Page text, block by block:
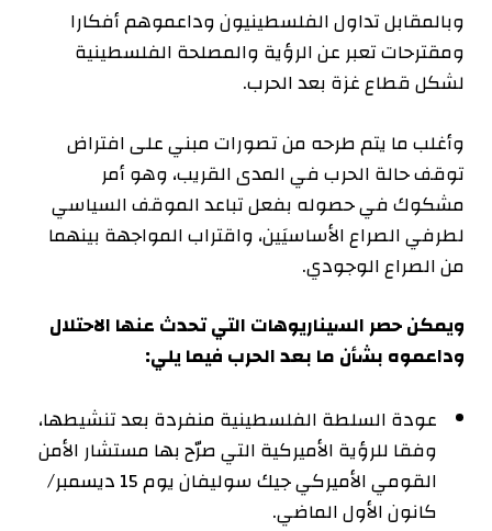
وبالمقابل تداول الفلسطينيون وداعموهم أفكارا
ومقترحات تعبر عن الرؤية والمصلحة الفلسطينية
لشكل قطاع غزة بعد الحرب.
وأغلب ما يتم طرحه من تصورات مبني على افتراض
توقف حالة الحرب في المدى القريب، وهو أمر
مشكوك في حصوله بفعل تباعد الموقف السياسي
لطرفي الصراع الأساسيَين، واقتراب المواجهة بينهما
من الصراع الوجودي.
ويمكن حصر السيناريوهات التي تحدث عنها الاحتلال
وداعموه بشأن ما بعد الحرب فيما يلي:
عودة السلطة الفلسطينية منفردة بعد تنشيطها،
وفقا للرؤية الأميركية التي صرّح بها مستشار الأمن
القومي الأميركي جيك سوليفان يوم 15 ديسمبر/
كانون الأول الماضي.